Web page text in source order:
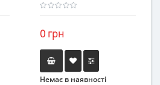
0 грн
Немає в наявності